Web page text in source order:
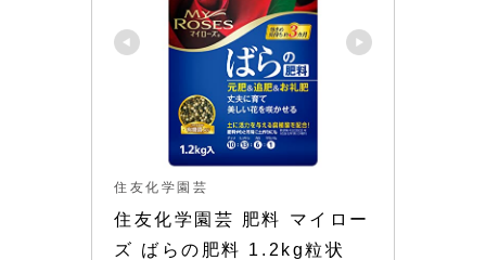
住友化学園芸
住友化学園芸 肥料 マイロー
ズ ばらの肥料 1.2kg粒状